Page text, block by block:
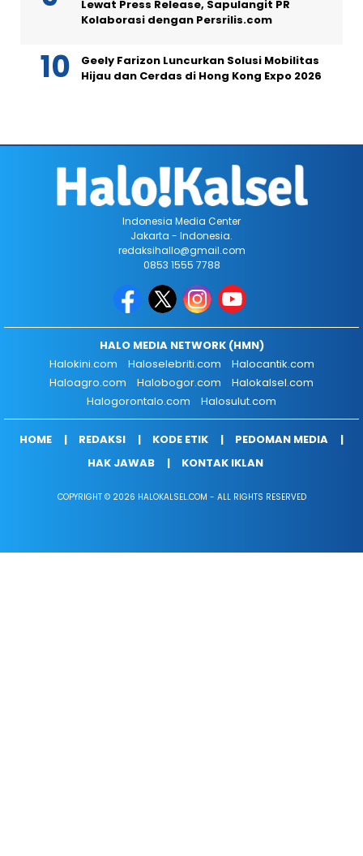
Lewat Press Release, Sapulangit PR
Kolaborasi dengan Persrilis.com
Geely Farizon Luncurkan Solusi Mobilitas
Hijau dan Cerdas di Hong Kong Expo 2026
Indonesia Media Center
Jakarta - Indonesia.
redaksihallo@gmail.com
0853 1555 7788
HALO MEDIA NETWORK (HMN)
Halokini.com
Haloselebriti.com
Halocantik.com
Haloagro.com
Halobogor.com
Halokalsel.com
Halogorontalo.com
Halosulut.com
HOME REDAKSI KODE ETIK
PEDOMAN MEDIA
HAK JAWAB
KONTAK IKLAN
COPYRIGHT © 2026 HALOKALSEL.COM - ALL RIGHTS RESERVED